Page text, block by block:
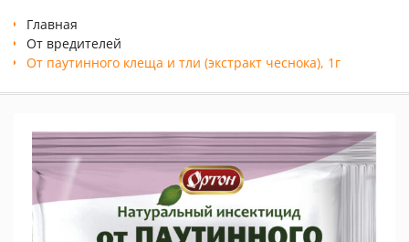
Главная
От вредителей
От паутинного клеща и тли (экстракт чеснока), 1г